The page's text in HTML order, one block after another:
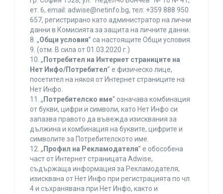
ет. 6, еmail: adwise@netinfo.bg, тел: +359 888 950
657, регистрирано като администратор на лични
данни в Комисията за защита на личните данни.
8. „Общи условия” са настоящите Общи условия.
9. (отм. В сила от 01.03.2020 г.)
10. „ Потребител на Интернет страниците на
Нет Инфо/Потребител” е физическо лице,
посетител на някоя от Интернет страниците на
Нет Инфо.
11. „ Потребителско име“ означава комбинация
от букви, цифри и символи, като Нет Инфо си
запазва правото да въвежда изисквания за
дължина и комбинация на буквите, цифрите и
символите за Потребителското име.
12. „ Профил на Рекламодателя” е обособена
част от Интернет страницата Adwise,
съдържаща информация за Рекламодателя,
изисквана от Нет Инфо при регистрацията по чл.
4 и съхранявана при Нет Инфо, както и